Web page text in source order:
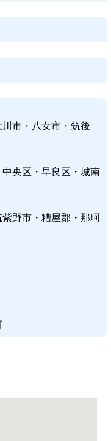
市・八女市・筑後
央区・早良区・城南
野市・糟屋郡・那珂